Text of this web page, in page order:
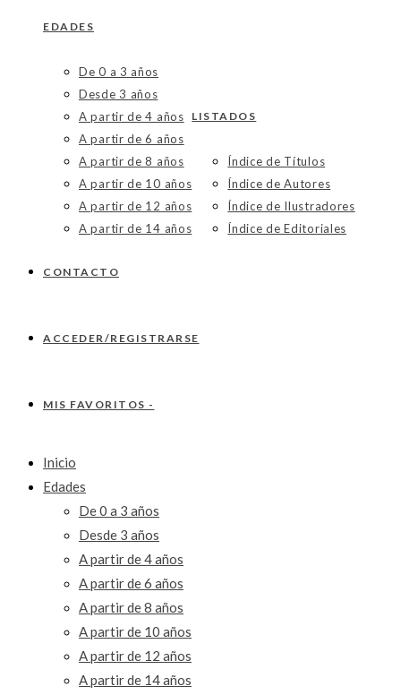
EDADES
De 0 a 3 años
Desde 3 años
A partir de 4 años
A partir de 6 años
A partir de 8 años
A partir de 10 años
A partir de 12 años
A partir de 14 años
LISTADOS
Índice de Títulos
Índice de Autores
Índice de Ilustradores
Índice de Editoriales
CONTACTO
ACCEDER/REGISTRARSE
MIS FAVORITOS -
Inicio
Edades
De 0 a 3 años
Desde 3 años
A partir de 4 años
A partir de 6 años
A partir de 8 años
A partir de 10 años
A partir de 12 años
A partir de 14 años